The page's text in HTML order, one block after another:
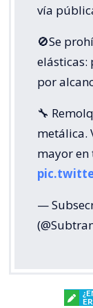
vía
🚫Se
elásticas:
por
🔧
metálica.
mayor en
—